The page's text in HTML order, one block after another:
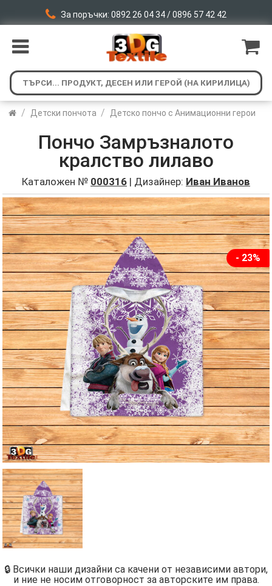
За поръчки: 0892 26 04 34 / 0896 57 42 42
/ Детски пончота / Детско пончо с Анимационни герои
Пончо Замръзналото
кралство лилаво
Каталожен № 000316 | Дизайнер: Иван Иванов
- 23%
🔒 Всички наши дизайни са качени от независими автори,
и ние не носим отговорност за авторските им права.